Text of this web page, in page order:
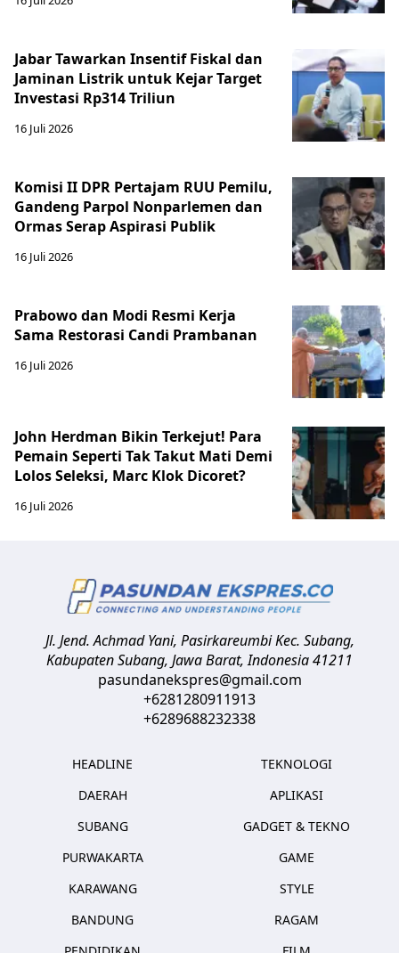
Jabar Tawarkan Insentif Fiskal dan
Jaminan Listrik untuk Kejar Target
Investasi Rp314 Triliun
16 Juli 2026
Komisi II DPR Pertajam RUU Pemilu,
Gandeng Parpol Nonparlemen dan
Ormas Serap Aspirasi Publik
16 Juli 2026
Prabowo dan Modi Resmi Kerja
Sama Restorasi Candi Prambanan
16 Juli 2026
John Herdman Bikin Terkejut! Para
Pemain Seperti Tak Takut Mati Demi
Lolos Seleksi, Marc Klok Dicoret?
16 Juli 2026
Jl. Jend. Achmad Yani, Pasirkareumbi Kec. Subang,
Kabupaten Subang, Jawa Barat,Indonesia41211
pasundanekspres@gmail.com
+6281280911913
+6289688232338
HEADLINE
DAERAH
SUBANG
PURWAKARTA
KARAWANG
BANDUNG
TEKNOLOGI
APLIKASI
GADGET & TEKNO
GAME
STYLE
RAGAM